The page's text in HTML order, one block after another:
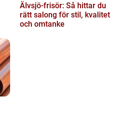
Älvsjö-frisör: Så hittar du
rätt salong för stil, kvalitet
och omtanke